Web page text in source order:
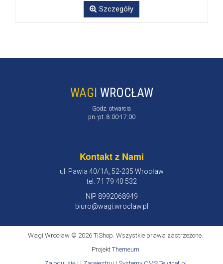
Szczegóły
WAGI WROCŁAW
Godz. otwarcia
pn.-pt. 8:00-17:00
Kontakt z Nami
ul. Pawia 40/1A, 52-235 Wrocław
tel. 71 79 40 532
NIP 8992068949
biuro@wagi.wroclaw.pl
Wagi Wrocław © 2026 TiShop. Wszystkie prawa zastrzeżone.
Projekt Themeum